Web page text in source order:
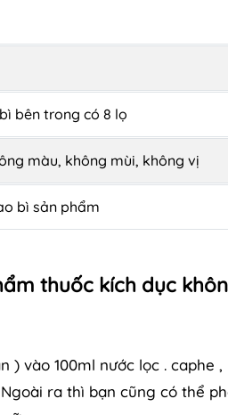
bên trong có 8 lọ
màu, không mùi, không vị
bì sản phẩm
thuốc kích dục
) vào 100ml nước lọc .
ra thì bạn cũng có thể